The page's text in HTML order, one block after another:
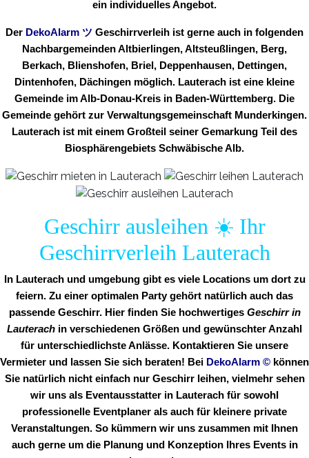
ein individuelles Angebot.
Der DekoAlarm ツ Geschirrverleih ist gerne auch in folgenden
Nachbargemeinden Altbierlingen, Altsteußlingen, Berg,
Berkach, Blienshofen, Briel, Deppenhausen, Dettingen,
Dintenhofen, Dächingen möglich. Lauterach ist eine kleine
Gemeinde im Alb-Donau-Kreis in Baden-Württemberg. Die
Gemeinde gehört zur Verwaltungsgemeinschaft Munderkingen.
Lauterach ist mit einem Großteil seiner Gemarkung Teil des
Biosphärengebiets Schwäbische Alb.
Geschirr ausleihen ☀️ Ihr
Geschirrverleih Lauterach
In Lauterach und umgebung gibt es viele Locations um dort zu
feiern. Zu einer optimalen Party gehört natürlich auch das
passende Geschirr. Hier finden Sie hochwertiges Geschirr in
Lauterach in verschiedenen Größen und gewünschter Anzahl
für unterschiedlichste Anlässe. Kontaktieren Sie unsere
Vermieter und lassen Sie sich beraten! Bei DekoAlarm © können
Sie natürlich nicht einfach nur Geschirr leihen, vielmehr sehen
wir uns als Eventausstatter in Lauterach für sowohl
professionelle Eventplaner als auch für kleinere private
Veranstaltungen. So kümmern wir uns zusammen mit Ihnen
auch gerne um die Planung und Konzeption Ihres Events in